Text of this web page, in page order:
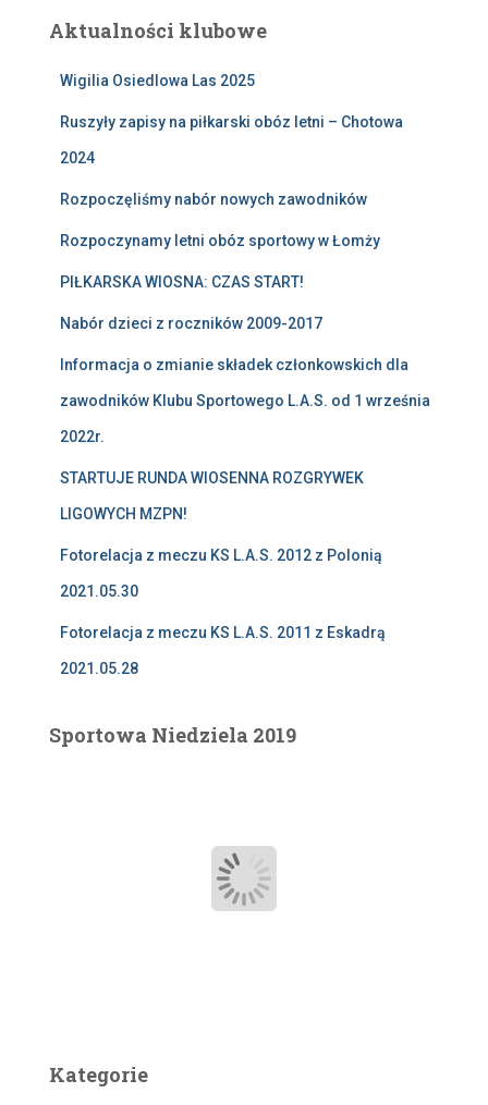
Aktualności klubowe
Wigilia Osiedlowa Las 2025
Ruszyły zapisy na piłkarski obóz letni – Chotowa
2024
Rozpoczęliśmy nabór nowych zawodników
Rozpoczynamy letni obóz sportowy w Łomży
PIŁKARSKA WIOSNA: CZAS START!
Nabór dzieci z roczników 2009-2017
Informacja o zmianie składek członkowskich dla
zawodników Klubu Sportowego L.A.S. od 1 września
2022r.
STARTUJE RUNDA WIOSENNA ROZGRYWEK
LIGOWYCH MZPN!
Fotorelacja z meczu KS L.A.S. 2012 z Polonią
2021.05.30
Fotorelacja z meczu KS L.A.S. 2011 z Eskadrą
2021.05.28
Sportowa Niedziela 2019
Kategorie